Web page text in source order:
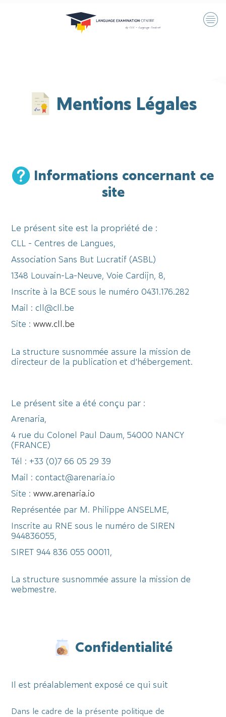
Mentions Légales
Informations concernant ce
site
Le présent site est la propriété de :
CLL - Centres de Langues,
Association Sans But Lucratif (ASBL)
1348 Louvain-La-Neuve, Voie Cardijn, 8,
Inscrite à la BCE sous le numéro 0431.176.282
Mail : cll@cll.be
Site :www.cll.be
La structure susnommée assure la mission de
directeur de la publication et d'hébergement.
Le présent site a été conçu par :
Arenaria,
4 rue du Colonel Paul Daum, 54000 NANCY
(FRANCE)
Tél : +33 (0)7 66 05 29 39
Mail : contact@arenaria.io
Site :www.arenaria.io
Représentée par M. Philippe ANSELME,
Inscrite au RNE sous le numéro de SIREN
944836055,
SIRET 944 836 055 00011,
La structure susnommée assure la mission de
webmestre.
Confidentialité
Il est préalablement exposé ce qui suit
Dans le cadre de la présente politique de